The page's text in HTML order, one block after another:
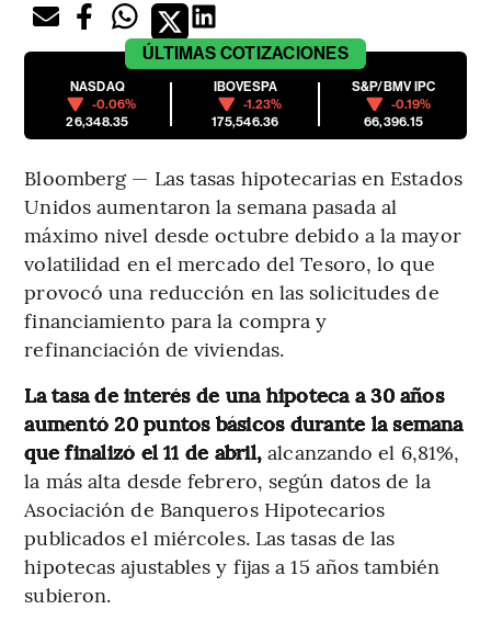
ÚLTIMAS COTIZACIONES
NASDAQ
-0.06%
26,348.35
IBOVESPA
-1.23%
175,546.36
S&P/BMV IPC
-0.19%
66,396.15
Bloomberg — Las tasas hipotecarias en Estados
Unidos aumentaron la semana pasada al
máximo nivel desde octubre debido a la mayor
volatilidad en el mercado del Tesoro, lo que
provocó una reducción en las solicitudes de
financiamiento para la compra y
refinanciación de viviendas.
La tasa de interés de una hipoteca a 30 años
aumentó 20 puntos básicos durante la semana
que finalizó el 11 de abril, alcanzando el 6,81%,
la más alta desde febrero, según datos de la
Asociación de Banqueros Hipotecarios
publicados el miércoles. Las tasas de las
hipotecas ajustables y fijas a 15 años también
subieron.